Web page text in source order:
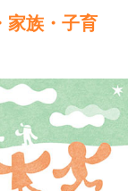
家族・子育